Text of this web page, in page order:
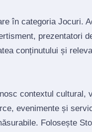
în categoria Jocuri.
prezentatori
conținutului și
contextul cultural,
evenimente și
Folosește